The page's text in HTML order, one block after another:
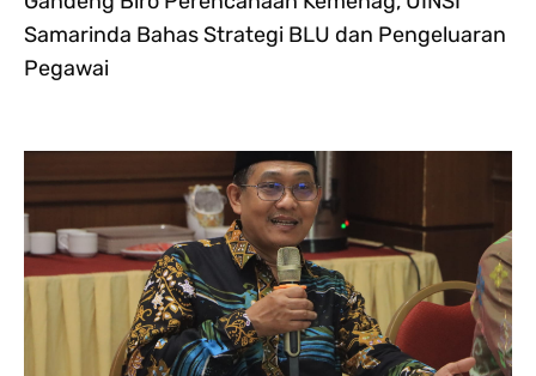
Samarinda Bahas Strategi BLU dan Pengeluaran
Pegawai